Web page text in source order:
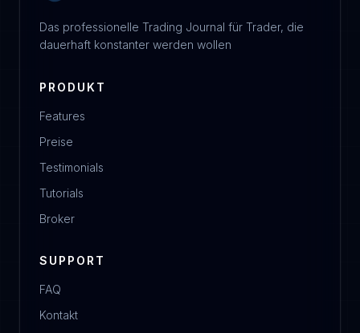
Das professionelle Trading Journal für Trader, die
dauerhaft konstanter werden wollen
PRODUKT
Features
Preise
Testimonials
Tutorials
Broker
SUPPORT
FAQ
Kontakt